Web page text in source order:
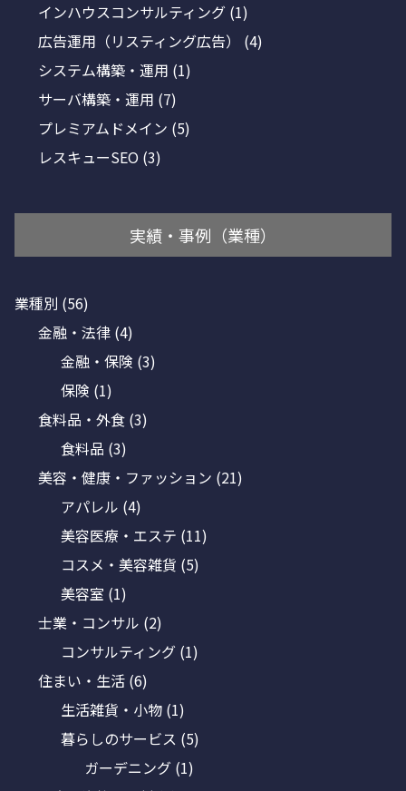
インハウスコンサルティング (1)
広告運用（リスティング広告） (4)
システム構築・運用 (1)
サーバ構築・運用 (7)
プレミアムドメイン (5)
レスキューSEO (3)
実績・事例（業種）
業種別 (56)
金融・法律 (4)
金融・保険 (3)
保険 (1)
食料品・外食 (3)
食料品 (3)
美容・健康・ファッション (21)
アパレル (4)
美容医療・エステ (11)
コスメ・美容雑貨 (5)
美容室 (1)
士業・コンサル (2)
コンサルティング (1)
住まい・生活 (6)
生活雑貨・小物 (1)
暮らしのサービス (5)
ガーデニング (1)